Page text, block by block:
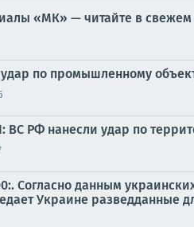
«МК» — читайте в
по промышленному
РФ нанесли удар по
Согласно данным
Украине разведданные